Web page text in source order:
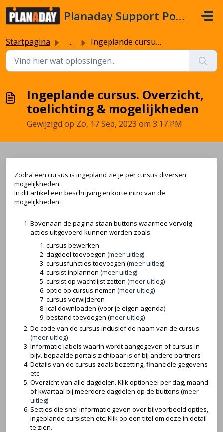
Doorgaan naar hoofdinhoud
Planaday Support Portal
Startpagina ... Ingeplande cursus. Overzicht, toelichting & mogelijkh...
Ingeplande cursus. Overzicht,
toelichting & mogelijkheden
Gewijzigd op Zo, 17 Sep, 2023 om 3:17 PM
Zodra een cursus is ingepland zie je per cursus diversen
mogelijkheden.
In dit artikel een beschrijving en korte intro van de
mogelijkheden.
Bovenaan de pagina staan buttons waarmee vervolg
acties uitgevoerd kunnen worden zoals:
cursus bewerken
dagdeel toevoegen (meer uitleg)
cursusfuncties toevoegen (meer uitleg)
cursist inplannen (meer uitleg)
cursist op wachtlijst zetten (meer uitleg)
optie op cursus nemen (meer uitleg)
cursus verwijderen
ical downloaden (voor je eigen agenda)
bestand toevoegen (meer uitleg)
De code van de cursus inclusief de naam van de cursus
(meer uitleg)
Informatie labels waarin wordt aangegeven of cursus in
bijv. bepaalde portals zichtbaar is of bij andere partners
Details van de cursus zoals bezetting, financiële gegevens
etc
Overzicht van alle dagdelen. Klik optioneel per dag, maand
of kwartaal bij meerdere dagdelen op de buttons (meer
uitleg)
Secties die snel informatie geven over bijvoorbeeld opties,
ingeplande cursisten etc. Klik op een titel om deze in detail
te zien.